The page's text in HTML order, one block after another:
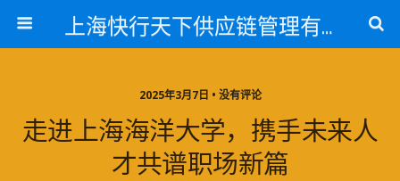
上海快行天下供应链管理有限公司
2025年3月7日 • 没有评论
走进上海海洋大学，携手未来人
才共谱职场新篇